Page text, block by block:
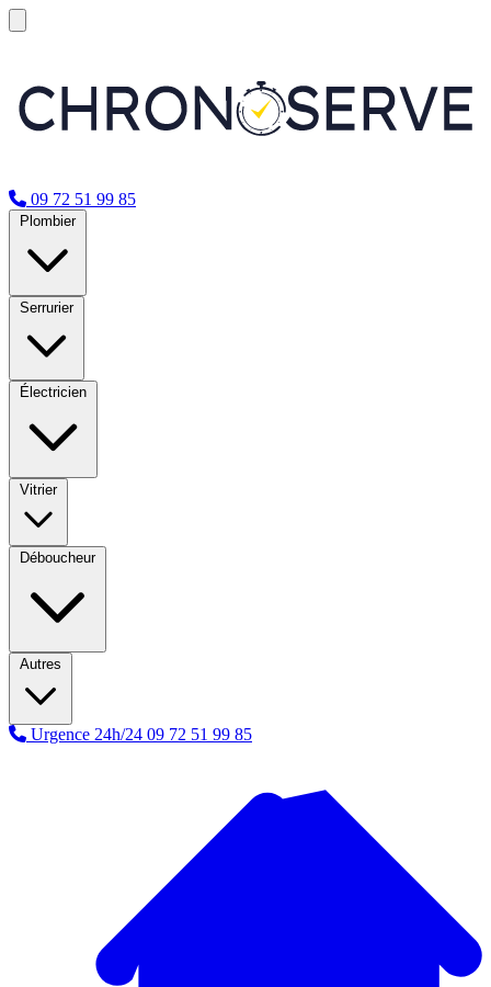
09 72 51 99 85
Plombier
Serrurier
Électricien
Vitrier
Déboucheur
Autres
Urgence 24h/24 09 72 51 99 85